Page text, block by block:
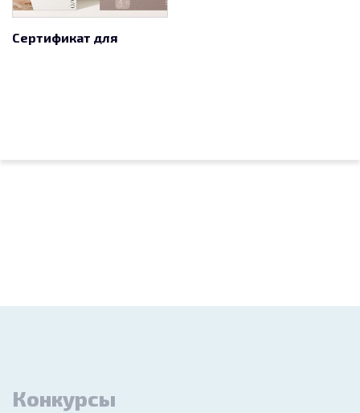
Сертификат для
Конкурсы